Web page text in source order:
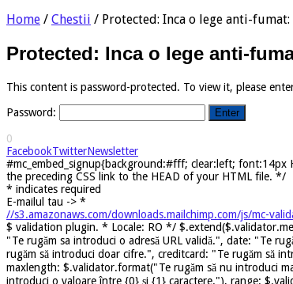
Home / Chestii / Protected: Inca o lege anti-
Protected: Inca o lege anti-
This content is password-protected. To view it, please
Password:
0
FacebookTwitterNewsletter
#mc_embed_signup{background:#fff; clear:left; font:14px
the preceding CSS link to the HEAD of your HTML file. */
* indicates required
E-mailul tau -> *
//s3.amazonaws.com/downloads.mailchimp.com/js/mc-
$ validation plugin. * Locale: RO */
"Te rugăm sa introduci o adresă URL validă.", date: "Te
rugăm să introduci doar cifre.", creditcard: "Te rugăm să
maxlength: $.validator.format("Te rugăm să nu introduci
introduci o valoare între {0} și {1} caractere."), range: